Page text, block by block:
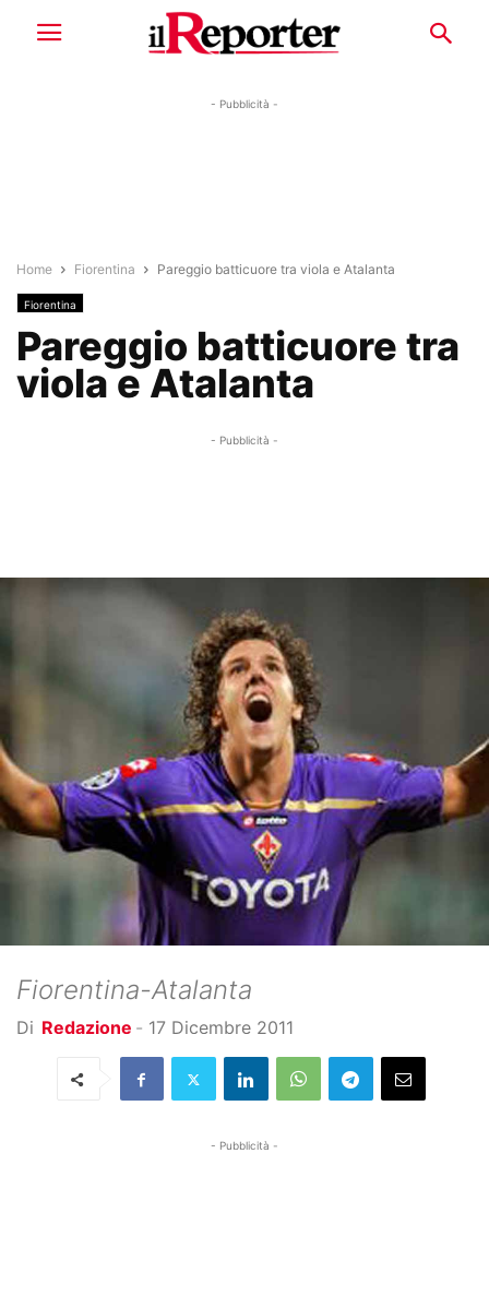
- Pubblicità -
Home Fiorentina Pareggio batticuore tra viola e Atalanta
Fiorentina
Pareggio batticuore tra
viola e Atalanta
- Pubblicità -
Fiorentina-Atalanta
Di Redazione - 17 Dicembre 2011
- Pubblicità -